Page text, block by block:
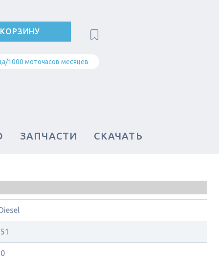
1000 моточасов месяцев
ЗАПЧАСТИ СКАЧАТЬ